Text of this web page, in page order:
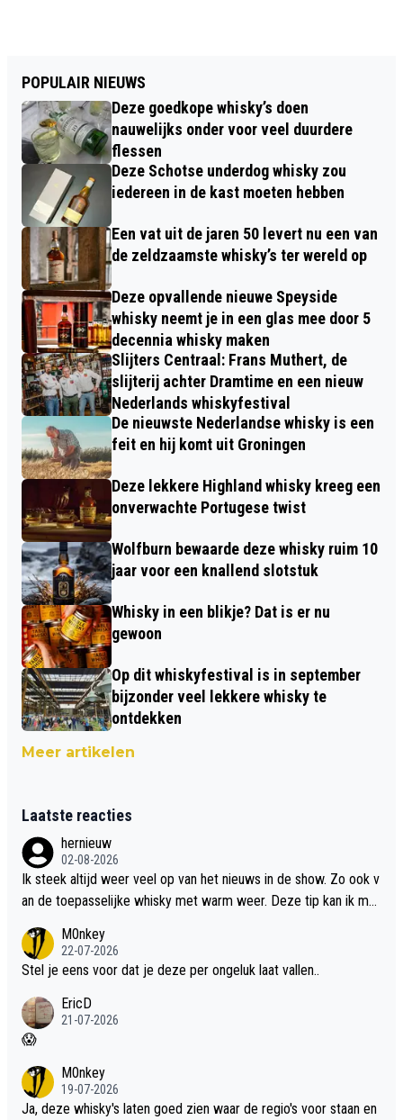
POPULAIR NIEUWS
Deze goedkope whisky’s doen
nauwelijks onder voor veel duurdere
flessen
Deze Schotse underdog whisky zou
iedereen in de kast moeten hebben
Een vat uit de jaren 50 levert nu een van
de zeldzaamste whisky’s ter wereld op
Deze opvallende nieuwe Speyside
whisky neemt je in een glas mee door 5
decennia whisky maken
Slijters Centraal: Frans Muthert, de
slijterij achter Dramtime en een nieuw
Nederlands whiskyfestival
De nieuwste Nederlandse whisky is een
feit en hij komt uit Groningen
Deze lekkere Highland whisky kreeg een
onverwachte Portugese twist
Wolfburn bewaarde deze whisky ruim 10
jaar voor een knallend slotstuk
Whisky in een blikje? Dat is er nu
gewoon
Op dit whiskyfestival is in september
bijzonder veel lekkere whisky te
ontdekken
Meer artikelen
Laatste reacties
hernieuw
02-08-2026
Ik steek altijd weer veel op van het nieuws in de show. Zo ook v
an de toepasselijke whisky met warm weer. Deze tip kan ik met
M0nkey
22-07-2026
Stel je eens voor dat je deze per ongeluk laat vallen..
EricD
21-07-2026
😱
M0nkey
19-07-2026
Ja, deze whisky's laten goed zien waar de regio's voor staan en